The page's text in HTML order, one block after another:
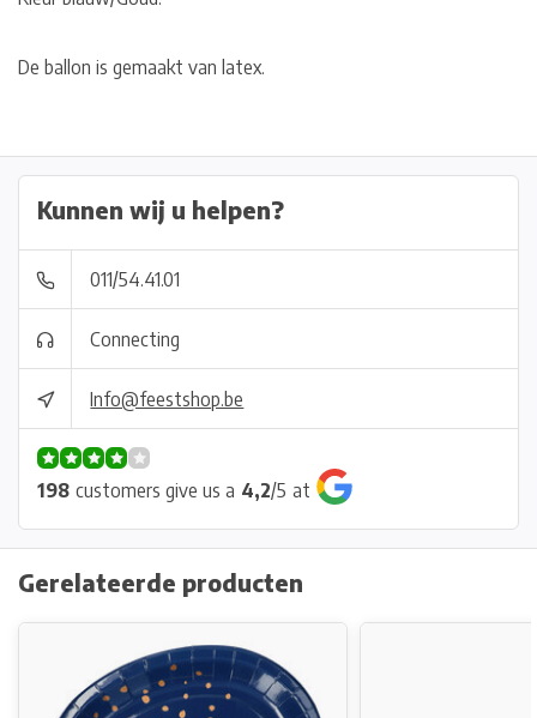
De ballon is gemaakt van latex.
Kunnen wij u helpen?
011/54.41.01
Connecting
Info@feestshop.be
198 customers give us a 4,2/5 at
Gerelateerde producten